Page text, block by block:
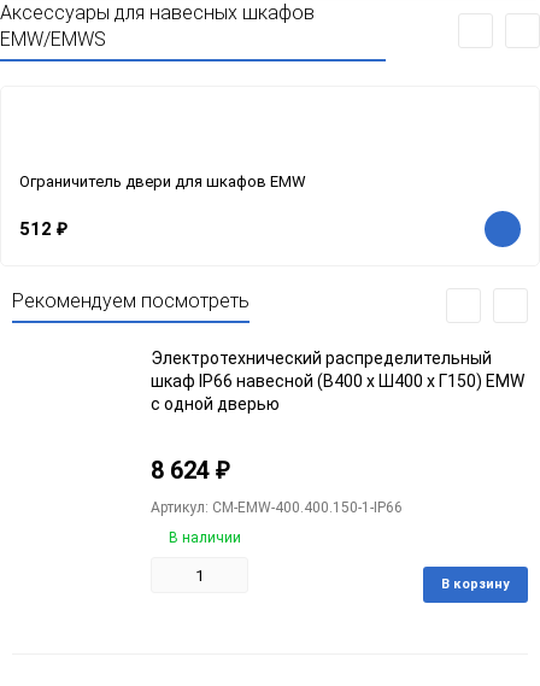
Аксессуары для навесных шкафов
EMW/EMWS
Ограничитель двери для шкафов EMW
512 ₽
Рекомендуем посмотреть
Электротехнический распределительный
шкаф IP66 навесной (В400 x Ш400 x Г150) EMW
c одной дверью
8 624 ₽
Артикул: CM-EMW-400.400.150-1-IP66
В наличии
В корзину